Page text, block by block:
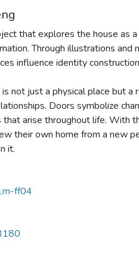
that explores the house as
Through illustrations and
influence identity
not just a physical place but a
Doors symbolize
arise throughout life. With
their own home from a new
it.
ff04